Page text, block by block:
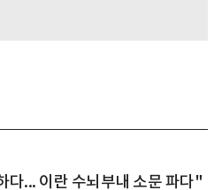
다... 이란 수뇌부내 소문 파다"